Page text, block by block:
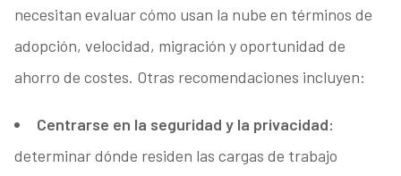
necesitan evaluar cómo usan la nube en términos de
adopción, velocidad, migración y oportunidad de
ahorro de costes. Otras recomendaciones incluyen:
Centrarse en la seguridad y la privacidad:
determinar dónde residen las cargas de trabajo